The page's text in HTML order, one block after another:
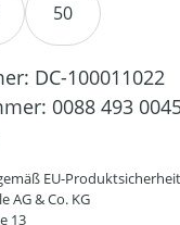
50
DC-100011022
0088 493
EU-
AG & Co. KG
13